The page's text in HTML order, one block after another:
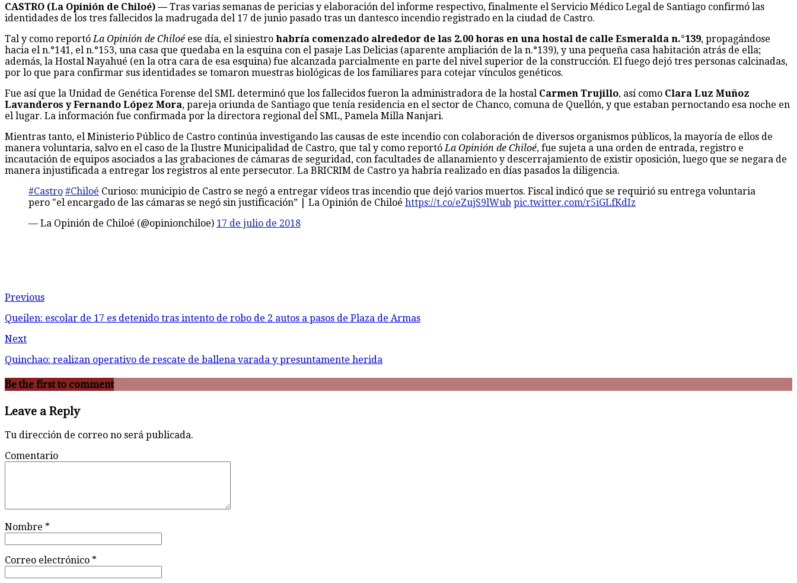
CASTRO (La Opinión de Chiloé) — Tras varias semanas de pericias y elaboración del informe respectivo, finalmente el Servicio Médico Legal de Santiago confirmó las
identidades de los tres fallecidos la madrugada del 17 de junio pasado tras un dantesco incendio registrado en la ciudad de Castro.
Tal y como reportó La Opinión de Chiloé ese día, el siniestro habría comenzado alrededor de las 2.00 horas en una hostal de calle Esmeralda n.°139, propagándose
hacia el n.°141, el n.°153, una casa que quedaba en la esquina con el pasaje Las Delicias (aparente ampliación de la n.°139), y una pequeña casa habitación atrás de ella;
además, la Hostal Nayahué (en la otra cara de esa esquina) fue alcanzada parcialmente en parte del nivel superior de la construcción. El fuego dejó tres personas calcinadas,
por lo que para confirmar sus identidades se tomaron muestras biológicas de los familiares para cotejar vínculos genéticos.
Fue así que la Unidad de Genética Forense del SML determinó que los fallecidos fueron la administradora de la hostal Carmen Trujillo, así como Clara Luz Muñoz
Lavanderos y Fernando López Mora, pareja oriunda de Santiago que tenía residencia en el sector de Chanco, comuna de Quellón, y que estaban pernoctando esa noche en
el lugar. La información fue confirmada por la directora regional del SML, Pamela Milla Nanjari.
Mientras tanto, el Ministerio Público de Castro continúa investigando las causas de este incendio con colaboración de diversos organismos públicos, la mayoría de ellos de
manera voluntaria, salvo en el caso de la Ilustre Municipalidad de Castro, que tal y como reportó La Opinión de Chiloé, fue sujeta a una orden de entrada, registro e
incautación de equipos asociados a las grabaciones de cámaras de seguridad, con facultades de allanamiento y descerrajamiento de existir oposición, luego que se negara de
manera injustificada a entregar los registros al ente persecutor. La BRICRIM de Castro ya habría realizado en días pasados la diligencia.
#Castro #Chiloé Curioso: municipio de Castro se negó a entregar vídeos tras incendio que dejó varios muertos. Fiscal indicó que se requirió su entrega voluntaria
pero "el encargado de las cámaras se negó sin justificación” | La Opinión de Chiloé https://t.co/eZujS9lWub pic.twitter.com/r5iGLfKdIz
— La Opinión de Chiloé (@opinionchiloe) 17 de julio de 2018
Previous
Queilen: escolar de 17 es detenido tras intento de robo de 2 autos a pasos de Plaza de Armas
Next
Quinchao: realizan operativo de rescate de ballena varada y presuntamente herida
Be the first to comment
Leave a Reply
Tu dirección de correo no será publicada.
Comentario
Nombre *
Correo electrónico *